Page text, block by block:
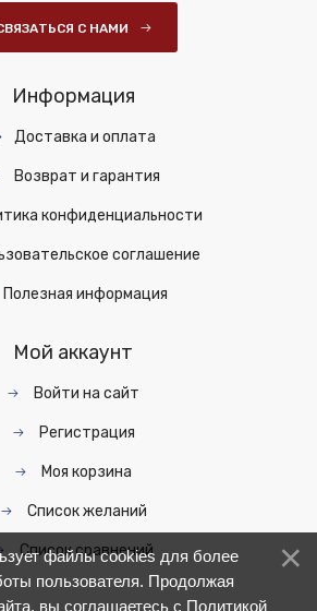
С НАМИ
Информация
Доставка и оплата
Возврат и гарантия
конфиденциальности
соглашение
Полезная информация
Мой аккаунт
Войти на сайт
Регистрация
Моя корзина
Список желаний
Список сравнений
файлы cookies для более
пользователя. Продолжая
вы соглашаетесь с Политикой